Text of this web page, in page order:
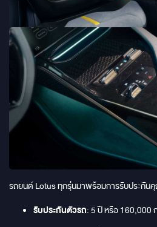
รถยนต์ Lotus ทุกรุ่นมาพร้อมการรับประกั
รับประกันตัวรถ: 5 ปี หรือ 160,000